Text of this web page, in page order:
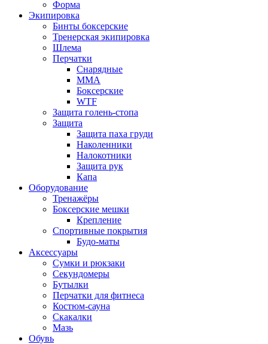
Форма
Экипировка
Бинты боксерские
Тренерская экипировка
Шлема
Перчатки
Снарядные
ММА
Боксерские
WTF
Защита голень-стопа
Защита
Защита паха груди
Наколенники
Налокотники
Защита рук
Капа
Оборудование
Тренажёры
Боксерские мешки
Крепление
Спортивные покрытия
Будо-маты
Аксессуары
Сумки и рюкзаки
Секундомеры
Бутылки
Перчатки для фитнеса
Костюм-сауна
Скакалки
Мазь
Обувь